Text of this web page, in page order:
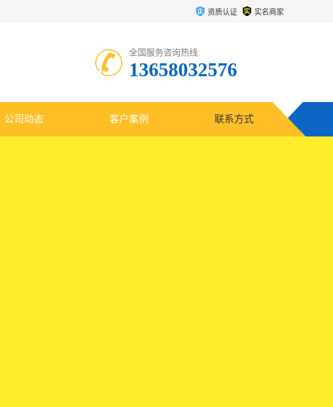
资质认证 实名商家
全国服务咨询热线:
13658032576
公司动态 客户案例 联系方式